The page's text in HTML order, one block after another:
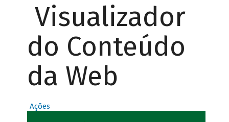
Visualizador
do Conteúdo
da Web
Ações